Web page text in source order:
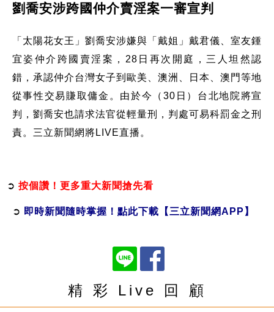
劉喬安涉跨國仲介賣淫案一審宣判
「太陽花女王」劉喬安涉嫌與「戴姐」戴君儀、室友鍾
宜姿仲介跨國賣淫案，28日再次開庭，三人坦然認
錯，承認仲介台灣女子到歐美、澳洲、日本、澳門等地
從事性交易賺取傭金。由於今（30日）台北地院將宣
判，劉喬安也請求法官從輕量刑，判處可易科罰金之刑
責。三立新聞網將LIVE直播。
➲按個讚！更多重大新聞搶先看
➲ 即時新聞隨時掌握！點此下載【三立新聞網APP】
精 彩 Live 回 顧